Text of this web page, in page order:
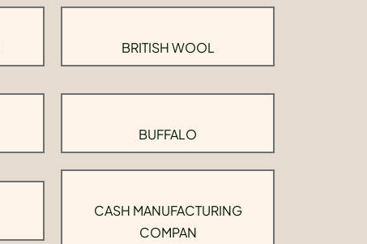
BRITISH WOOL
BUFFALO
CASH MANUFACTURING
COMPAN